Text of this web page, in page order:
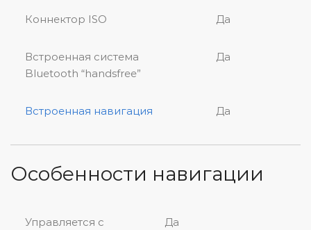
Коннектор ISO Да
Встроенная система
Bluetooth “handsfree”
Да
Встроенная навигация Да
Особенности навигации
Управляется с
Да